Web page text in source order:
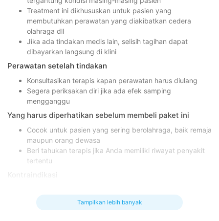
Treatment ini dikhususkan untuk pasien yang
membutuhkan perawatan yang diakibatkan cedera
olahraga dll
Jika ada tindakan medis lain, selisih tagihan dapat
dibayarkan langsung di klini
Perawatan setelah tindakan
Konsultasikan terapis kapan perawatan harus diulang
Segera periksakan diri jika ada efek samping
mengganggu
Yang harus diperhatikan sebelum membeli paket ini
Cocok untuk pasien yang sering berolahraga, baik remaja
maupun orang dewasa
Beri tahukan terapis jika Anda memiliki riwayat penyakit
tertentu
Kontraindikasi
Efek samping yang mungkin terjadi
Tampilkan lebih banyak